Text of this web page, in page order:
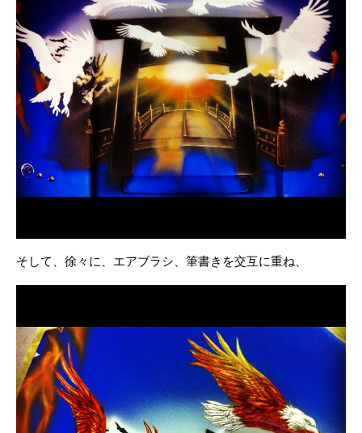
そして、徐々に、エアブラシ、筆書きを交互に重ね、